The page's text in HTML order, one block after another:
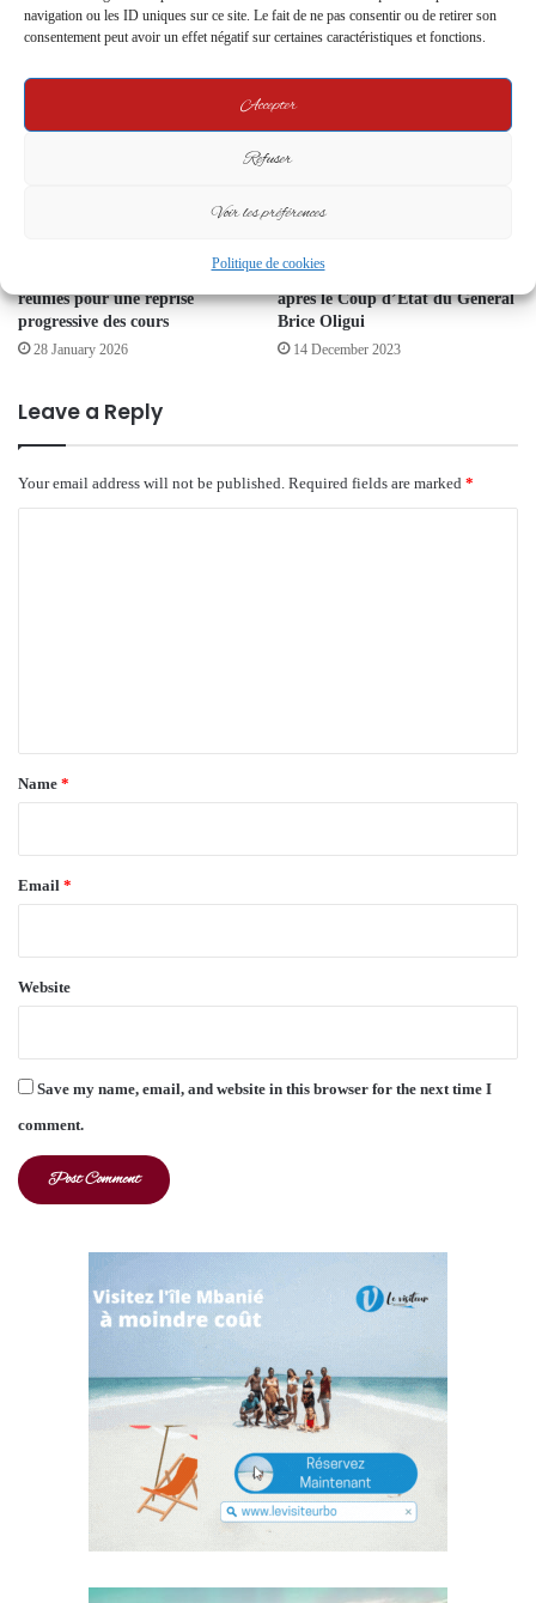
navigation ou les ID uniques sur ce site. Le fait de ne pas consentir ou de retirer son
consentement peut avoir un effet négatif sur certaines caractéristiques et fonctions.
Accepter
Refuser
Voir les préférences
Politique de cookies
pour sauver des vies
23 May 2024
Sthemy Manuel Vinga et ses
Compagnons
Éducation estime les conditions
réunies pour une reprise
progressive des cours
28 January 2026
son Fils Ali Bongo Ondimba
après le Coup d’État du Général
Brice Oligui
14 December 2023
Leave a Reply
Your email address will not be published. Required fields are marked *
*
Name *
Email *
Website
Save my name, email, and website in this browser for the next time I
comment.